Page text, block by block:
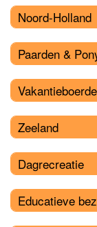
Noord-Holland
Paarden &
Zeeland
Dagrecreatie
Educatieve